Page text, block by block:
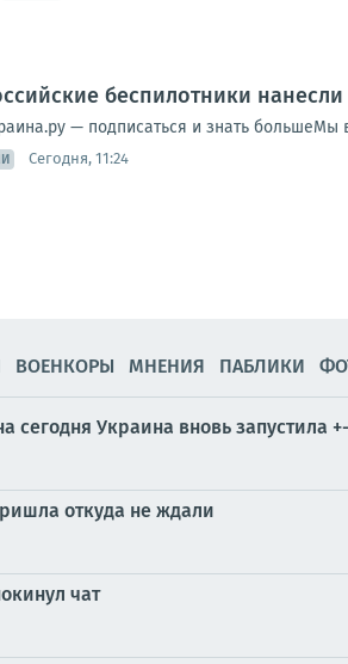
беспилотники
— подписаться и знать большеМы
Сегодня, 11:24
ВОЕНКОРЫ МНЕНИЯ ПАБЛИКИ
сегодня Украина вновь запустила
откуда не ждали
чат